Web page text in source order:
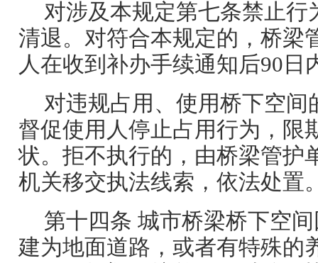
对涉及本规定第七条禁止行
清退。对符合本规定的，桥梁
人在收到补办手续通知后90日
对违规占用、使用桥下空间
督促使用人停止占用行为，限
状。拒不执行的，由桥梁管护
机关移交执法线索，依法处置
第十四条 城市桥梁桥下空
建为地面道路，或者有特殊的